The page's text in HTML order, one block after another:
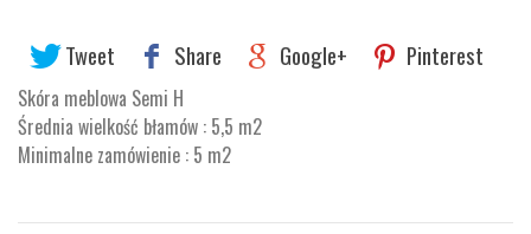
Tweet Share Google+ Pinterest
Skóra meblowa Semi H
Średnia wielkość błamów : 5,5 m2
Minimalne zamówienie : 5 m2